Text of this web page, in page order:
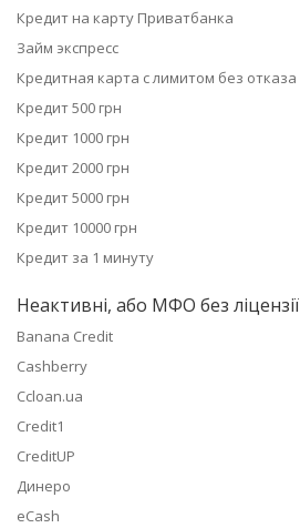
Кредит на карту Приватбанка
Займ экспресс
Кредитная карта с лимитом без отказа
Кредит 500 грн
Кредит 1000 грн
Кредит 2000 грн
Кредит 5000 грн
Кредит 10000 грн
Кредит за 1 минуту
Неактивні, або МФО без ліцензії
Banana Credit
Cashberry
Ccloan.ua
Credit1
CreditUP
Динеро
eCash